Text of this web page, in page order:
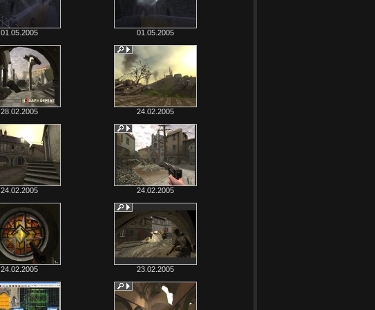
01.05.2005 01.05.2005
28.02.2005 24.02.2005
24.02.2005 24.02.2005
24.02.2005 23.02.2005